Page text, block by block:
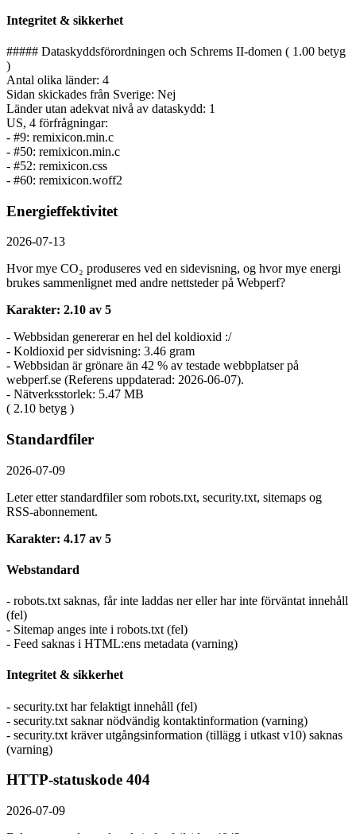
Integritet & sikkerhet
##### Dataskyddsförordningen och Schrems II-domen ( 1.00 betyg
)
Antal olika länder: 4
Sidan skickades från Sverige: Nej
Länder utan adekvat nivå av dataskydd: 1
US, 4 förfrågningar:
- #9: remixicon.min.c
- #50: remixicon.min.c
- #52: remixicon.css
- #60: remixicon.woff2
Energieffektivitet
2026-07-13
Hvor mye CO₂ produseres ved en sidevisning, og hvor mye energi
brukes sammenlignet med andre nettsteder på Webperf?
Karakter: 2.10 av 5
- Webbsidan genererar en hel del koldioxid :/
- Koldioxid per sidvisning: 3.46 gram
- Webbsidan är grönare än 42 % av testade webbplatser på
webperf.se (Referens uppdaterad: 2026-06-07).
- Nätverksstorlek: 5.47 MB
( 2.10 betyg )
Standardfiler
2026-07-09
Leter etter standardfiler som robots.txt, security.txt, sitemaps og
RSS-abonnement.
Karakter: 4.17 av 5
Webstandard
- robots.txt saknas, får inte laddas ner eller har inte förväntat innehåll
(fel)
- Sitemap anges inte i robots.txt (fel)
- Feed saknas i HTML:ens metadata (varning)
Integritet & sikkerhet
- security.txt har felaktigt innehåll (fel)
- security.txt saknar nödvändig kontaktinformation (varning)
- security.txt kräver utgångsinformation (tillägg i utkast v10) saknas
(varning)
HTTP-statuskode 404
2026-07-09